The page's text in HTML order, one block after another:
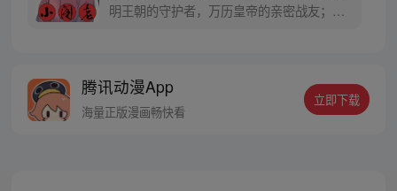
明王朝的守护者，万历皇帝的亲密战友；把
腾讯动漫App
海量正版漫画畅快看
立即下载